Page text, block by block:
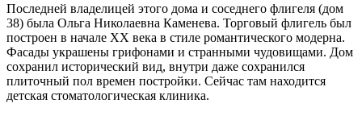
Последней владелицей этого дома и соседнего флигеля (дом
38) была Ольга Николаевна Каменева. Торговый флигель был
построен в начале XX века в стиле романтического модерна.
Фасады украшены грифонами и странными чудовищами. Дом
сохранил исторический вид, внутри даже сохранился
плиточный пол времен постройки. Сейчас там находится
детская стоматологическая клиника.